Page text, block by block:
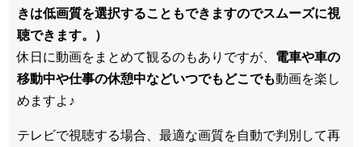
きは低画質を選択することもできますのでスムーズに視
聴できます。）
休日に動画をまとめて観るのもありですが、 電車や車の
移動中や仕事の休憩中などいつでもどこでも動画を楽し
めますよ♪
テレビで視聴する場合、最適な画質を自動で判別して再